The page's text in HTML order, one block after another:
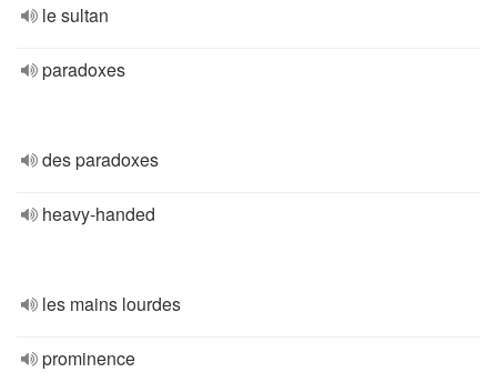
le sultan
paradoxes
des paradoxes
heavy-handed
les mains lourdes
prominence